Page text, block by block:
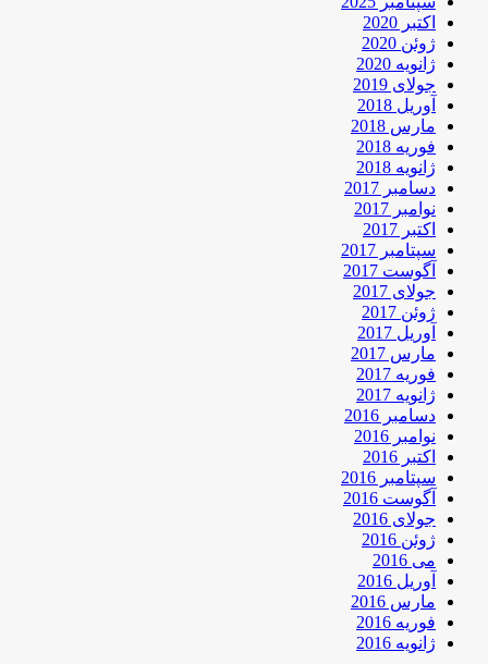
اکتبر 2020
ژوئن 2020
ژانویه 2020
جولای 2019
آوریل 2018
مارس 2018
فوریه 2018
ژانویه 2018
دسامبر 2017
نوامبر 2017
اکتبر 2017
سپتامبر 2017
آگوست 2017
جولای 2017
ژوئن 2017
آوریل 2017
مارس 2017
فوریه 2017
ژانویه 2017
دسامبر 2016
نوامبر 2016
اکتبر 2016
سپتامبر 2016
آگوست 2016
جولای 2016
ژوئن 2016
می 2016
آوریل 2016
مارس 2016
فوریه 2016
ژانویه 2016